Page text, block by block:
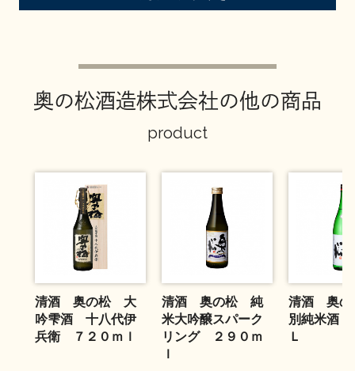
お問い合わせ
奥の松酒造株式会社の他の商品
product
清酒 奥の松 大
吟雫酒 十八代伊
兵衛 ７２０ｍｌ
清酒 奥の松 純
米大吟醸スパーク
リング ２９０ｍ
ｌ
清酒 奥
別純米酒
Ｌ